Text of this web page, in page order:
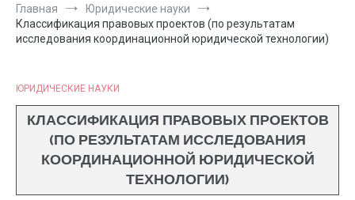
Главная
Юридические науки
Классификация правовых проектов (по результатам
исследования координационной юридической технологии)
ЮРИДИЧЕСКИЕ НАУКИ
КЛАССИФИКАЦИЯ ПРАВОВЫХ ПРОЕКТОВ
(ПО РЕЗУЛЬТАТАМ ИССЛЕДОВАНИЯ
КООРДИНАЦИОННОЙ ЮРИДИЧЕСКОЙ
ТЕХНОЛОГИИ)